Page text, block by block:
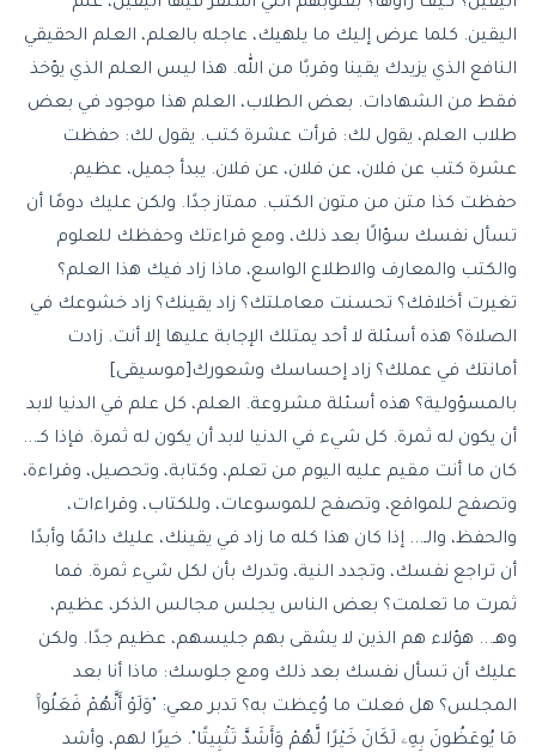
اليقين. كلما عرض إليك ما يلهيك، عاجله بالعلم، العلم الحقيقي
النافع الذي يزيدك يقينا وقربًا من الله. هذا ليس العلم الذي يؤخذ
فقط من الشهادات. بعض الطلاب، العلم هذا موجود في بعض
طلاب العلم، يقول لك: قرأت عشرة كتب. يقول لك: حفظت
عشرة كتب عن فلان، عن فلان، عن فلان. يبدأ جميل، عظيم.
حفظت كذا متن من متون الكتب. ممتاز جدًا. ولكن عليك دومًا أن
تسأل نفسك سؤالًا بعد ذلك، ومع قراءتك وحفظك للعلوم
والكتب والمعارف والاطلاع الواسع، ماذا زاد فيك هذا العلم؟
تغيرت أخلاقك؟ تحسنت معاملتك؟ زاد يقينك؟ زاد خشوعك في
الصلاة؟ هذه أسئلة لا أحد يمتلك الإجابة عليها إلا أنت. زادت
أمانتك في عملك؟ زاد إحساسك وشعورك[موسيقى]
بالمسؤولية؟ هذه أسئلة مشروعة. العلم، كل علم في الدنيا لابد
أن يكون له ثمرة. كل شيء في الدنيا لابد أن يكون له ثمرة. فإذا كـ...
كان ما أنت مقيم عليه اليوم من تعلم، وكتابة، وتحصيل، وقراءة،
وتصفح للمواقع، وتصفح للموسوعات، وللكتاب، وقراءات،
والحفظ، والـ... إذا كان هذا كله ما زاد في يقينك، عليك دائمًا وأبدًا
أن تراجع نفسك، وتجدد النية، وتدرك بأن لكل شيء ثمرة. فما
ثمرت ما تعلمت؟ بعض الناس يجلس مجالس الذكر، عظيم،
وهـ... هؤلاء هم الذين لا يشقى بهم جليسهم، عظيم جدًا. ولكن
عليك أن تسأل نفسك بعد ذلك ومع جلوسك: ماذا أنا بعد
المجلس؟ هل فعلت ما وُعِظت به؟ تدبر معي: "وَلَوْ أَنَّهُمْ فَعَلُوا۟
مَا يُوعَظُونَ بِهِۦ لَكَانَ خَيْرًا لَّهُمْ وَأَشَدَّ تَثْبِيتًا". خيرًا لهم، وأشد